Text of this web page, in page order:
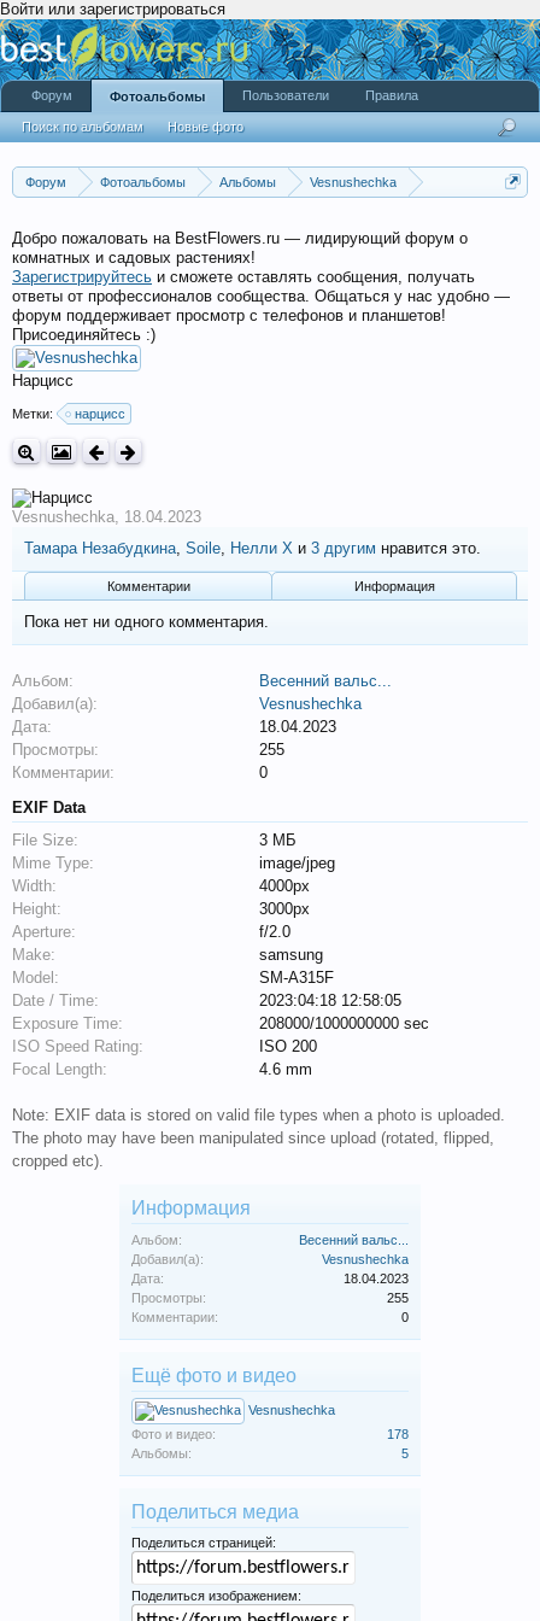
Войти или зарегистрироваться
Форум Фотоальбомы Альбомы
Vesnushechka
Добро пожаловать на BestFlowers.ru — лидирующий форум о
комнатных и садовых растениях!
Зарегистрируйтесь и сможете оставлять сообщения, получать
ответы от профессионалов сообщества. Общаться у нас удобно —
форум поддерживает просмотр с телефонов и планшетов!
Присоединяйтесь :)
Нарцисс
Метки: нарцисс
Vesnushechka, 18.04.2023
Тамара Незабудкина, Soile, Нелли Х и 3 другим нравится это.
Комментарии Информация
Пока нет ни одного комментария.
Альбом:
Весенний вальс...
Добавил(а):
Vesnushechka
Дата:
18.04.2023
Просмотры:
255
Комментарии:
0
EXIF Data
File Size:
3 МБ
Mime Type:
image/jpeg
Width:
4000px
Height:
3000px
Aperture:
f/2.0
Make:
samsung
Model:
SM-A315F
Date / Time:
2023:04:18 12:58:05
Exposure Time:
208000/1000000000 sec
ISO Speed Rating:
ISO 200
Focal Length:
4.6 mm
Note: EXIF data is stored on valid file types when a photo is uploaded.
The photo may have been manipulated since upload (rotated, flipped,
cropped etc).
Информация
Альбом:
Весенний вальс...
Добавил(а):
Vesnushechka
Дата:
18.04.2023
Просмотры:
255
Комментарии:
0
Ещё фото и видео
Vesnushechka
Фото и видео:
178
Альбомы:
5
Поделиться медиа
Поделиться страницей:
Поделиться изображением:
Форум Фотоальбомы
Поиск по альбомам Новые фото
Пользователи Правила